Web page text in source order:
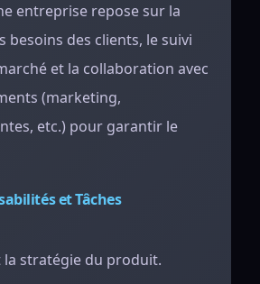
entreprise repose sur la
besoins des clients, le suivi
et la collaboration avec
(marketing,
etc.) pour garantir le
et Tâches
la stratégie du produit.